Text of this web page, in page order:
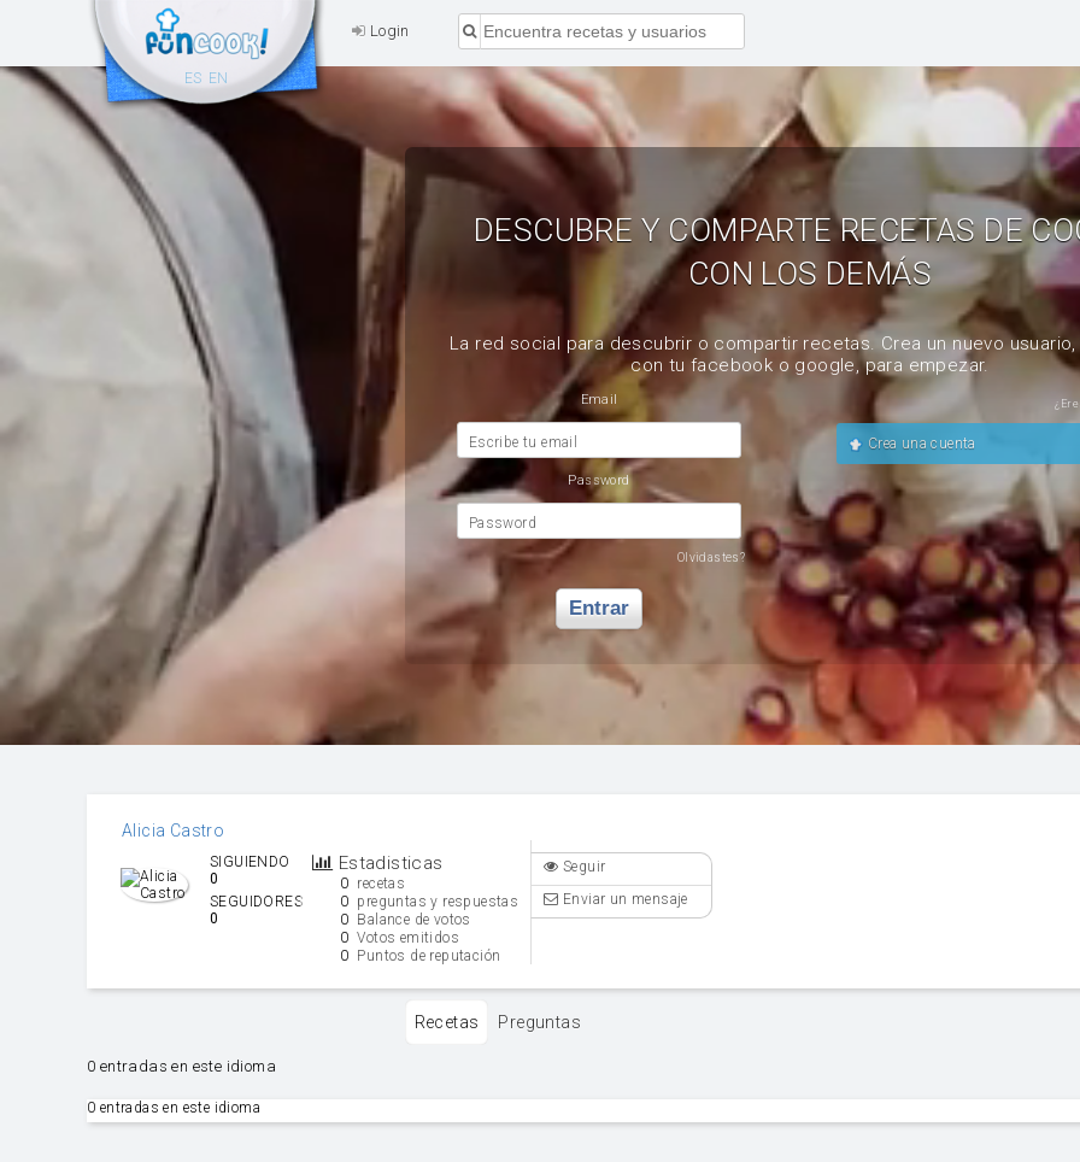
Login
ES EN
DESCUBRE Y COMPARTE RECETAS DE
CON LOS DEMÁS
La red social para descubrir o compartir recetas. Crea un nuevo
con tu facebook o google, para empezar.
Email
Escribe tu email
Password
Password
Olvidastes?
Entrar
Crea una cuenta
Alicia Castro
Estadisticas
0 recetas
0 preguntas y respuestas
0 Balance de votos
0 Votos emitidos
0 Puntos de reputación
SIGUIENDO
0
SEGUIDORES
0
Seguir
Enviar un mensaje
Recetas Preguntas
0 entradas en este idioma
0 entradas en este idioma